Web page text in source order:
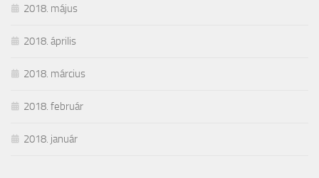
2018. május
2018. április
2018. március
2018. február
2018. január